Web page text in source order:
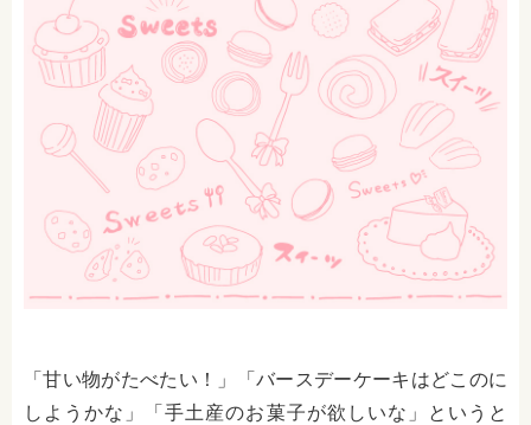
生活
「甘い物がたべたい！」「バースデーケーキはどこのに
しようかな」「手土産のお菓子が欲しいな」というと